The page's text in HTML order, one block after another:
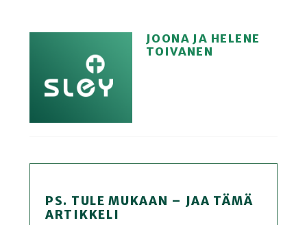
JOONA JA HELENE
TOIVANEN
PS. TULE MUKAAN – JAA TÄMÄ
ARTIKKELI